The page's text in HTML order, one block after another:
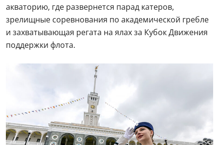
акваторию, где развернется парад катеров,
зрелищные соревнования по академической гребле
и захватывающая регата на ялах за Кубок Движения
поддержки флота.